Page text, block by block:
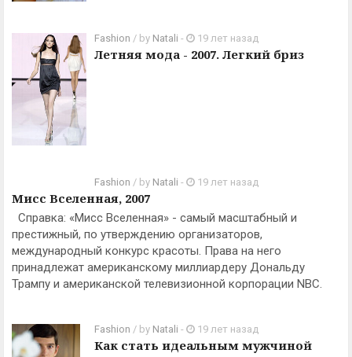
Fashion / by Natali - 19 лет назад
Летняя мода - 2007. Легкий бриз
Fashion / by Natali - 19 лет назад
Мисс Вселенная, 2007
Справка: «Мисс Вселенная» - самый масштабный и
престижный, по утверждению организаторов,
международный конкурс красоты. Права на него
принадлежат американскому миллиардеру Дональду
Трампу и американской телевизионной корпорации NBC.
Fashion / by Natali - 19 лет назад
Как стать идеальным мужчиной